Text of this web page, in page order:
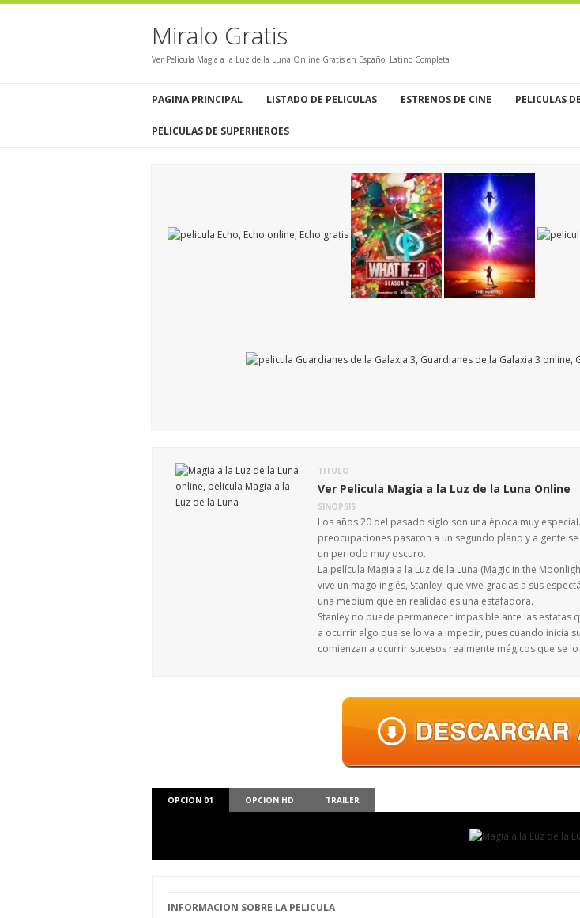
Miralo Gratis
Ver Pelicula Magia a la Luz de la Luna Online Gratis en Español Latino Completa
PAGINA PRINCIPAL LISTADO DE PELICULAS ESTRENOS DE CINE PELICULAS
PELICULAS DE SUPERHEROES
TITULO
Ver Pelicula Magia a la Luz de la Luna Online
SINOPSIS
Los años 20 del pasado siglo son una época muy
preocupaciones pasaron a un segundo plano y a gente
un periodo muy oscuro.
La película Magia a la Luz de la Luna (Magic in the
vive un mago inglés, Stanley, que vive gracias a sus
una médium que en realidad es una estafadora.
Stanley no puede permanecer impasible ante las estafas
a ocurrir algo que se lo va a impedir, pues cuando inicia
comienzan a ocurrir sucesos realmente mágicos que se
OPCION 01 OPCION HD TRAILER
INFORMACION SOBRE LA PELICULA